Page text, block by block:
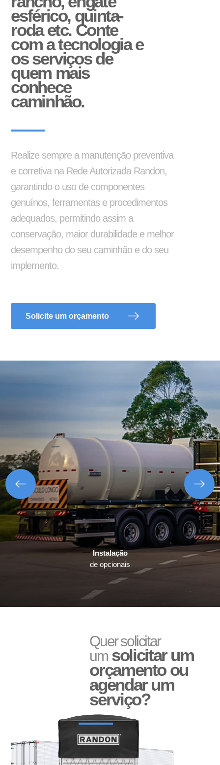
Silo
Reformas e pinturas
Barra de Travamento
Aparelho de Levantamento
Bisnaga e Balde de Graxa Lanterna
Sinaleira Traseira
Suporte G e Dobradiça Arco de Enlonar
esférico, quinta-
roda etc. Conte
com a tecnologia e
os serviços de
quem mais
conhece
caminhão.
Realize sempre a manutenção preventiva
e corretiva na Rede Autorizada Randon,
garantindo o uso de componentes
genuínos, ferramentas e procedimentos
adequados, permitindo assim a
conservação, maior durabilidade e melhor
desempenho do seu caminhão e do seu
implemento.
Solicite um orçamento
Instalação
de opcionais
Quer solicitar
umsolicitar um
orçamento ou
agendar um
serviço?